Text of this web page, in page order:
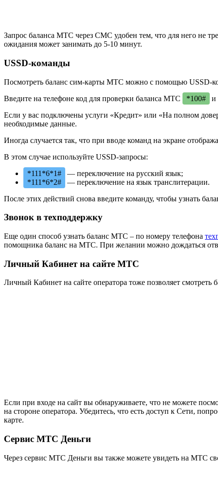
Запрос баланса МТС через СМС удобен тем, что для него не
ожидания может занимать до 5-10 минут.
USSD-команды
Посмотреть баланс сим-карты МТС можно с помощью USSD-
Введите на телефоне код для проверки баланса МТС
*100#
и
Если у вас подключены услуги «Кредит» или «На полном
необходимые данные.
Иногда случается так, что при вводе команд на экране
В этом случае используйте USSD-запросы:
*111*6*1#
— переключение на русский язык;
*111*6*2#
— переключение на язык транслитерации.
После этих действий снова введите команду, чтобы узнать
Звонок в техподдержку
Еще один способ узнать баланс МТС – по номеру телефона
помощника баланс на МТС. При желании можно дождаться
Личный Кабинет на сайте МТС
Личный Кабинет на сайте оператора тоже позволяет
Если при входе на сайт вы обнаруживаете, что не можете
на стороне оператора. Убедитесь, что есть доступ к Сети,
карте.
Сервис МТС Деньги
Через сервис МТС Деньги вы также можете увидеть на МТС